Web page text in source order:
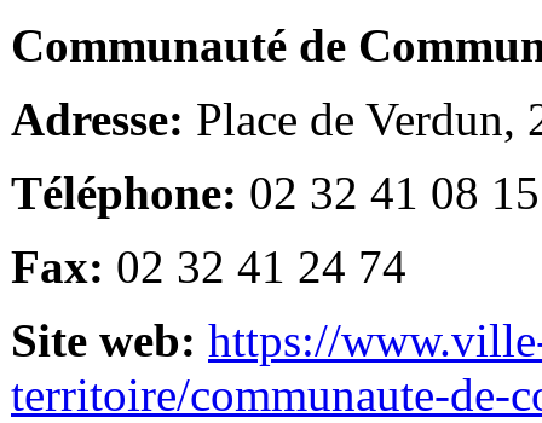
Communauté de
Adresse: Place de Verdun,
Téléphone: 02 32 41 08 15
Fax: 02 32 41 24 74
Site web: https://
territoire/communaute-de-